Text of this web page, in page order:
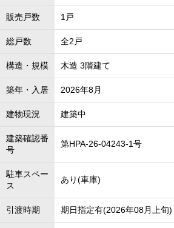
販売戸数 1戸
総戸数 全2戸
構造・規模 木造 3階建て
築年・入居 2026年8月
建物現況 建築中
建築確認番
号
第HPA-26-04243-1号
駐車スペー
ス
あり(車庫)
引渡時期 期日指定有(2026年08月上旬)